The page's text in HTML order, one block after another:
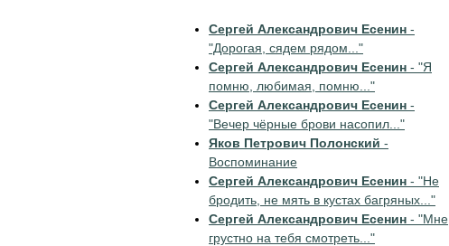
Сергей Александрович Есенин -
"Дорогая, сядем рядом..."
Сергей Александрович Есенин - "Я
помню, любимая, помню..."
Сергей Александрович Есенин -
"Вечер чёрные брови насопил..."
Яков Петрович Полонский -
Воспоминание
Сергей Александрович Есенин - "Не
бродить, не мять в кустах багряных..."
Сергей Александрович Есенин - "Мне
грустно на тебя смотреть..."